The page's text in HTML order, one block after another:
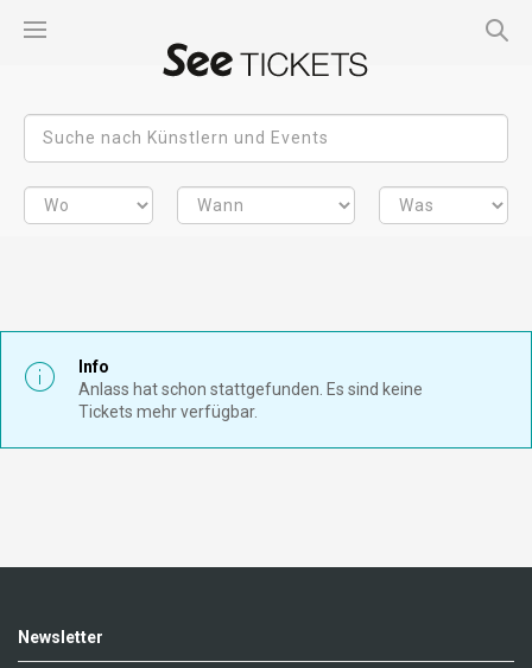
Info
Anlass hat schon stattgefunden. Es sind keine
Tickets mehr verfügbar.
Newsletter